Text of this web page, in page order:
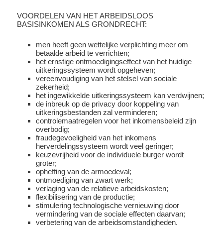
VOORDELEN VAN HET ARBEIDSLOOS
BASISINKOMEN ALS GRONDRECHT:
men heeft geen wettelijke verplichting meer om
betaalde arbeid te verrichten;
het ernstige ontmoedigingseffect van het huidige
uitkeringssysteem wordt opgeheven;
vereenvoudiging van het stelsel van sociale
zekerheid;
het ingewikkelde uitkeringssysteem kan verdwijnen;
de inbreuk op de privacy door koppeling van
uitkeringsbestanden zal verminderen;
controlemaatregelen voor het inkomensbeleid zijn
overbodig;
fraudegevoeligheid van het inkomens
herverdelingssysteem wordt veel geringer;
keuzevrijheid voor de individuele burger wordt
groter;
opheffing van de armoedeval;
ontmoediging van zwart werk;
verlaging van de relatieve arbeidskosten;
flexibilisering van de productie;
stimulering technologische vernieuwing door
vermindering van de sociale effecten daarvan;
verbetering van de arbeidsomstandigheden.